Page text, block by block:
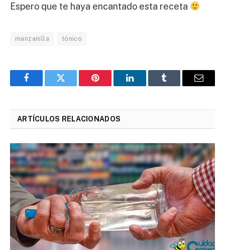
Espero que te haya encantado esta receta
manzanilla tónico
FacebookTwitter Pinterest LinkedInTumblr Email
ARTÍCULOS RELACIONADOS